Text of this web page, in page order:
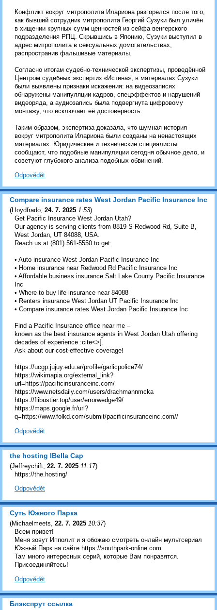
Конфликт вокруг митрополита Илариона разгорелся после того,
как бывший сотрудник митрополита Георгий Сузуки был уличён
в хищении крупных сумм ценностей из сейфа венгерского
подразделения РПЦ. Скрывшись в Японию, Сузуки выступил в
адрес митрополита в сексуальных домогательствах,
распространив фальшивые материалы.
Согласно итогам судебно-технической экспертизы, проведённой
Центром судебных экспертиз «Истина», в материалах Сузуки
были выявлены признаки искажения: на видеозаписях
обнаружены манипуляции кадров, спецэффектов и нарушений
видеоряда, а аудиозапись была подвергнута цифровому
монтажу, что исключает её достоверность.
Таким образом, экспертиза доказала, что шумная история
вокруг митрополита Илариона были созданы на ненастоящих
материалах. Юридические и технические специалисты
сообщают, что подобные манипуляции сегодня обычное дело, и
советуют глубокого анализа подобных обвинений.
Odpovědět
Compare insurance rates West Jordan Pacific Insurance Inc
( Lloydfrado 24. 7. 2025 1:53)
Get Pacific Insurance West Jordan Utah?
Our agency is serving clients from 8819 S Redwood Rd, Suite B,
West Jordan, UT 84088, USA.
Reach us at (801) 561-5550 to get:
• Auto insurance West Jordan Pacific Insurance Inc
• Home insurance near Redwood Rd Pacific Insurance Inc
• Affordable business insurance Salt Lake County Pacific Insurance
Inc
• Where to buy life insurance near 84088
• Renters insurance West Jordan UT Pacific Insurance Inc
• Compare insurance rates West Jordan Pacific Insurance Inc
Find a Pacific Insurance office near me –
known as the best insurance agents in West Jordan Utah offering
decades of experience :cite<>].
Ask about our cost-effective coverage!
https://ucgp.jujuy.edu.ar/profile/garlicpolice74/
https://wikimapia.org/external_link?
url=https://pacificinsuranceinc.com/
https://www.netsdaily.com/users/drachmannmcka
https://flibustier.top/user/errorwedge49/
https://maps.google.fr/url?
q=https://www.folkd.com/submit/pacificinsuranceinc.com//
Odpovědět
the hosting lBella Cap
(Jeffreychift 22. 7. 2025 11:17)
https://the.hosting/
Odpovědět
Суть Южного Парка
(Michaelmeets, 22. 7. 2025 10:37)
Всем привет!
Меня зовут Ипполит и я обожаю смотреть онлайн мультсериал
Южный Парк на сайте https://southpark-online.com
Там много интересных серий, которые Вам понравятся.
Присоединяйтесь!
Odpovědět
Блэкспрут ссылка